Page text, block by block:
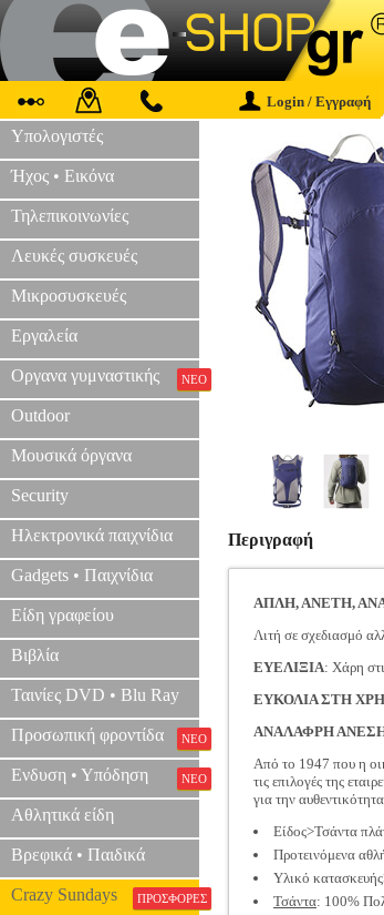
Login / Εγγραφή
Υπολογιστές
Ήχος • Εικόνα
Τηλεπικοινωνίες
Λευκές συσκευές
Μικροσυσκευές
Εργαλεία
Οργανα γυμναστικής ΝΕΟ
Outdoor
Μουσικά όργανα
Security
Ηλεκτρονικά παιχνίδια
Gadgets • Παιχνίδια
Είδη γραφείου
Βιβλία
Ταινίες DVD • Blu Ray
Προσωπική φροντίδα ΝΕΟ
Ενδυση • Υπόδηση ΝΕΟ
Αθλητικά είδη
Βρεφικά • Παιδικά
Crazy Sundays ΠΡΟΣΦΟΡΕΣ
Περιγραφή
ΑΠΛΗ, ΑΝΕΤΗ,
Λιτή σε σχεδιασμό
ΕΥΕΛΙΞΙΑ: Χάρη
ΕΥΚΟΛΙΑ ΣΤΗ
ΑΝΑΛΑΦΡΗ
Από το 1947 που η
τις επιλογές της
για την
Είδος>Τσάντα
Προτεινόμενα
Υλικό
Τσάντα: 100%